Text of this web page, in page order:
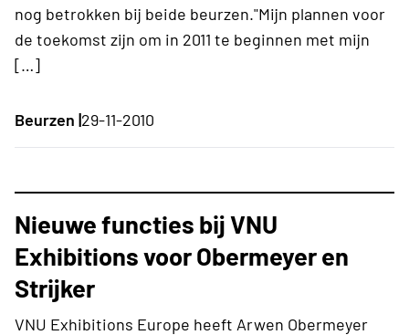
nog betrokken bij beide beurzen."Mijn plannen voor
de toekomst zijn om in 2011 te beginnen met mijn
[…]
Beurzen |29-11-2010
Nieuwe functies bij VNU
Exhibitions voor Obermeyer en
Strijker
VNU Exhibitions Europe heeft Arwen Obermeyer